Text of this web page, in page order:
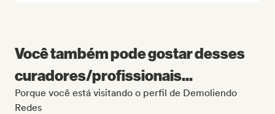
Você também pode gostar desses
curadores/profissionais...
Porque você está visitando o perfil de Demoliendo
Redes